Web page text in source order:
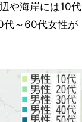
や海岸には10代
代～60代女性が